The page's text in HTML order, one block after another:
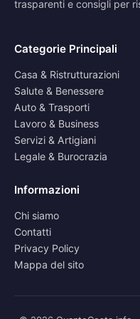
trasparenti e consigli per
Categorie Principali
Casa & Ristrutturazioni
Salute & Benessere
Auto & Trasporti
Lavoro & Business
Servizi & Artigiani
Legale & Burocrazia
Informazioni
Chi siamo
Contatti
Privacy Policy
Mappa del sito